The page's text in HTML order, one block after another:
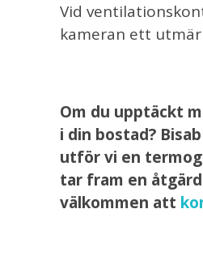
Vid
kameran ett
Om du upptäckt
i din bostad? Bisab
utför vi en
tar fram en
välkommen att